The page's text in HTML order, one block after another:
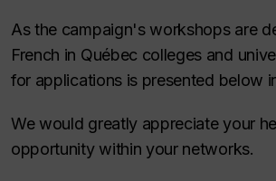
As the campaign's workshops are
French in Québec colleges and
for applications is presented below
We would greatly appreciate your
opportunity within your networks.